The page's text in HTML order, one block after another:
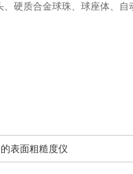
硬质合金球珠、球座体、自
表面粗糙度仪